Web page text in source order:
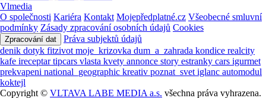
Vlmedia
O společnosti Kariéra Kontakt Mojepředplatné.cz Všeobecné smluvní
podmínky Zásady zpracování osobních údajů Cookies
Zpracování dat
Práva subjektů údajů
denik dotyk fitzivot moje_krizovka dum_a_zahrada kondice realcity
kafe ireceptartipcars vlasta kvety annonce story estranky cars igurmet
prekvapeni national_geographic kreativ poznat_svet iglanc automodul
koktejl
Copyright © VLTAVA LABE MEDIA a.s. všechna práva vyhrazena.